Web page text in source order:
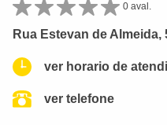
0 aval.
Rua Estevan de Almeida,
ver horario de
ver telefone